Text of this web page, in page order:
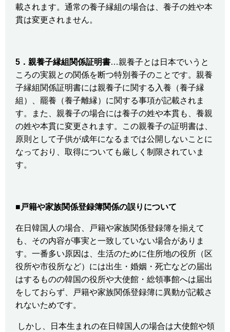
載されます。通常の養子縁組の場合は、養子の姓や本
貫は変更されません。
5 ．親養子縁組関係証明書…親養子とは日本でいうと
ころの実親との関係を断つ特別養子のことです。親養
子縁組関係証明書には親養子に関する入養（養子縁
組）、罷養（養子離縁）に関する事項が記載されま
す。また、親養子の場合には養子の姓や本貫も、養親
の姓や本貫に変更されます。この親養子の証明書は、
原則として子供が成年になるまでは公開しないことに
なっており、取得についても厳しく制限されていま
す。
■ 戸籍や家族関係登録簿関係の誤りについて
在日韓国人の場合、戸籍や家族関係登録簿を揃えて
も、その内容が事実と一致していない場合がありま
す。一番多い原因は、生活のために住所地の役所（区
役所や市役所など）には出生・婚姻・死亡などの届出
はするものの韓国の役所や大使館・総領事館へは届出
をしておらず、戸籍や家族関係登録簿に異動が記載さ
れないためです。
しかし、日本生まれの在日韓国人の場合は大使館や領